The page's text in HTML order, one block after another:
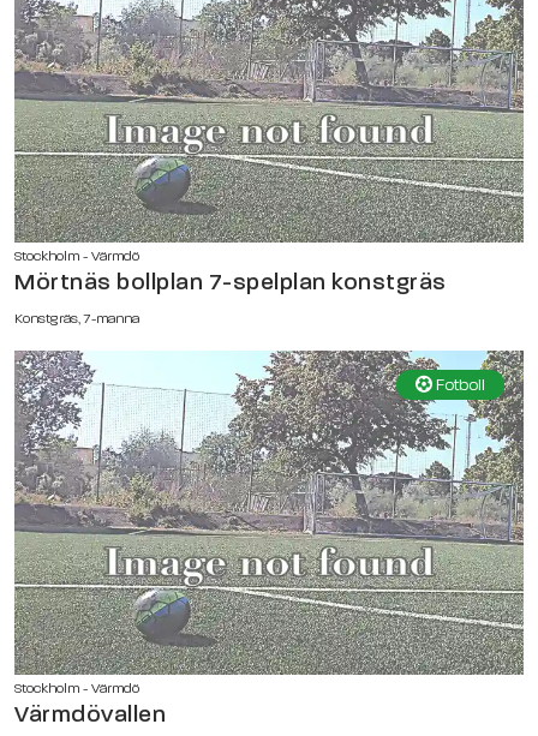
Stockholm - Värmdö
Mörtnäs bollplan 7-spelplan konstgräs
Konstgräs, 7-manna
Fotboll
Stockholm - Värmdö
Värmdövallen